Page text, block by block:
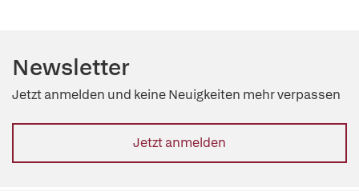
Newsletter
Jetzt anmelden und keine Neuigkeiten mehr verpassen
Jetzt anmelden